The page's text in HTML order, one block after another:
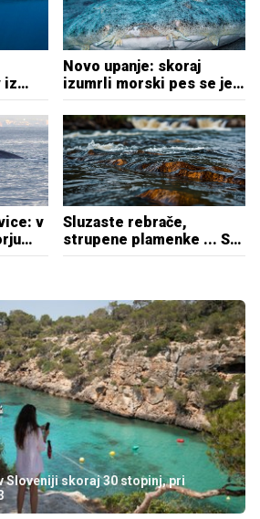
iz
ob
Novo upanje: skoraj
izumrli morski pes se je
vrnil v Jadransko morje
v
Sluzaste rebrače,
strupene plamenke ... Se
moramo bati tujerodnih
Sloveniji skoraj 30 stopinj, pri